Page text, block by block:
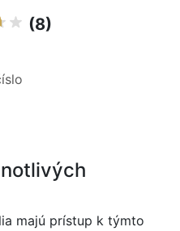
(8)
majú prístup k týmto